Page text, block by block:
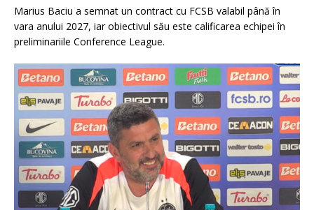
Marius Baciu a semnat un contract cu FCSB valabil până în
vara anului 2027, iar obiectivul său este calificarea echipei în
preliminariile Conference League.